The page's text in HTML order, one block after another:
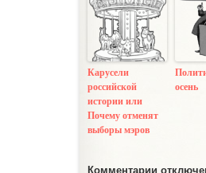
Карусели
российской
истории или
Почему отменят
выборы мэров
осень
Комментарии